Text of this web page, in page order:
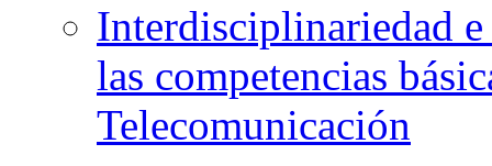
Interdisciplinariedad
las competencias
Telecomunicación